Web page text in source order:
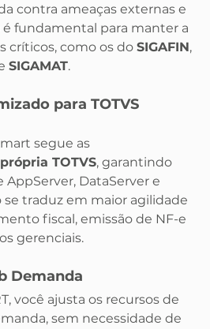
contra ameaças externas e
é fundamental para manter a
críticos, como os do SIGAFIN,
SIGAMAT.
para TOTVS
segue as
TOTVS, garantindo
DataServer e
se traduz em maior agilidade
fiscal, emissão de NF-e
gerenciais.
Demanda
você ajusta os recursos de
sem necessidade de